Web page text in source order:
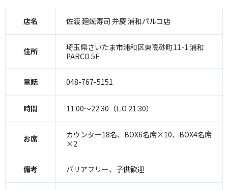
店名 佐渡 廻転寿司 弁慶 浦和パルコ店
住所
埼玉県さいたま市浦和区東高砂町11-1 浦和
PARCO 5F
電話 048-767-5151
時間 11:00〜22:30（L.O 21:30）
お席
カウンター18名、BOX6名席×10、BOX4名席
×2
備考 バリアフリー、子供歓迎